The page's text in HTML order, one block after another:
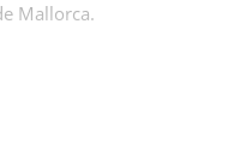
Mallorca.